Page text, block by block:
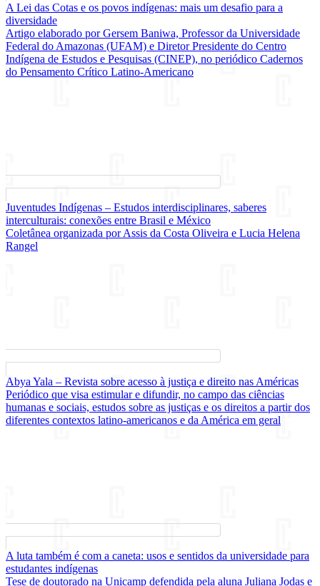
A Lei das Cotas e os povos indígenas: mais um desafio para a
diversidade
Artigo elaborado por Gersem Baniwa, Professor da Universidade
Federal do Amazonas (UFAM) e Diretor Presidente do Centro
Indígena de Estudos e Pesquisas (CINEP), no periódico Cadernos
do Pensamento Crítico Latino-Americano
Juventudes Indígenas – Estudos interdisciplinares, saberes
interculturais: conexões entre Brasil e México
Coletânea organizada por Assis da Costa Oliveira e Lucia Helena
Rangel
Abya Yala – Revista sobre acesso à justiça e direito nas Américas
Periódico que visa estimular e difundir, no campo das ciências
humanas e sociais, estudos sobre as justiças e os direitos a partir dos
diferentes contextos latino-americanos e da América em geral
A luta também é com a caneta: usos e sentidos da universidade para
estudantes indígenas
Tese de doutorado na Unicamp defendida pela aluna Juliana Jodas e